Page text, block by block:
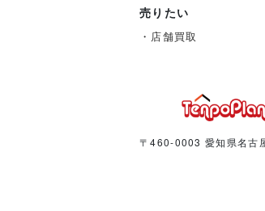
売りたい
店舗買取
〒460-0003 愛知県名古